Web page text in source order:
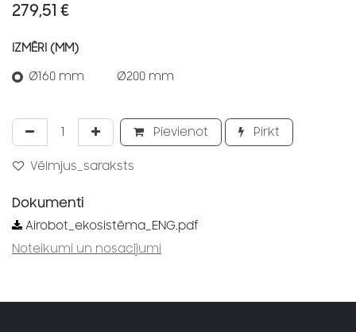
279,51 €
IZMĒRI (MM)
Ø160 mm Ø200 mm
Pievienot Pirkt
Vēlmjus_saraksts
Dokumenti
Airobot_ekosistēma_ENG.pdf
Noteikumi un nosacījumi